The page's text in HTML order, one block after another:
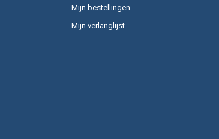
Mijn bestellingen
Mijn verlanglijst